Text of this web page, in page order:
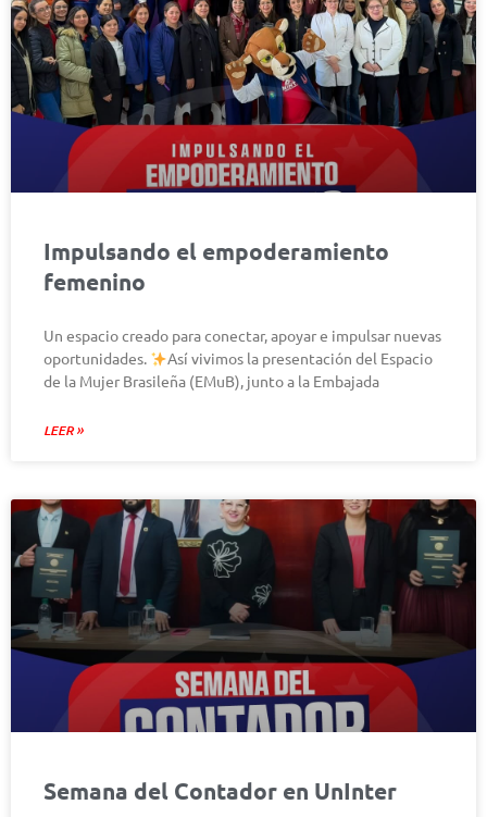
Impulsando el empoderamiento
femenino
Un espacio creado para conectar, apoyar e impulsar nuevas
oportunidades.
Así vivimos la presentación del Espacio
de la Mujer Brasileña (EMuB), junto a la Embajada
LEER »
Semana del Contador en UnInter